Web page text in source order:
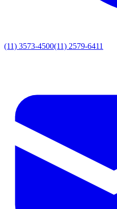
(11) 3573-4500(11) 2579-6411